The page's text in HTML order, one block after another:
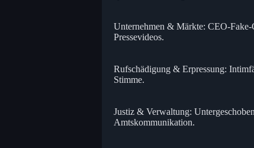
Unternehmen & Märkte: CEO-
Pressevideos.
Rufschädigung & Erpressung:
Stimme.
Justiz & Verwaltung:
Amtskommunikation.